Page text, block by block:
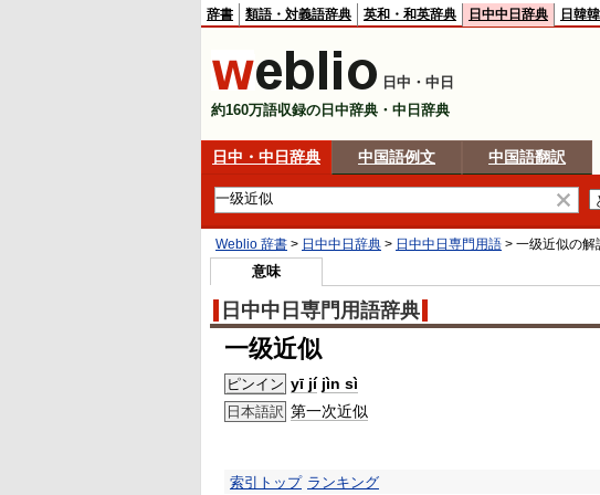
辞書 類語・対義語辞典 英和・和英辞典 日中中日辞典 日韓
日中・中日
約160万語収録の日中辞典・中日辞典
日中・中日辞典 中国語例文 中国語翻訳
Weblio 辞書 > 日中中日辞典 > 日中中日専門用語 > 一级近似の解
意味
日中中日専門用語辞典
一级近似
ピンイン yī jí jìn sì
日本語訳 第一次近似
索引トップ ランキング